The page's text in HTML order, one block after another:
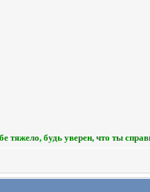
тяжело, будь уверен, что ты